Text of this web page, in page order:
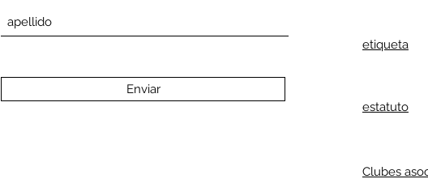
Enviar
estatuto
etiqueta
Clubes